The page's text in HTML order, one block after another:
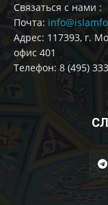
Cвязаться с нами :
Почта:
Адрес: 117393, г.
офис 401
Телефон: 8 (495)